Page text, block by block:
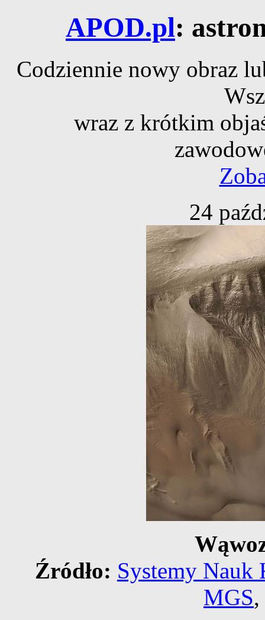
APOD.pl:
Codziennie nowy obraz
wraz z krótkim
24
Źródło: Systemy Nauk
MGS,